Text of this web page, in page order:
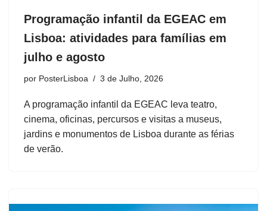
Programação infantil da EGEAC em
Lisboa: atividades para famílias em
julho e agosto
por PosterLisboa 3 de Julho, 2026
A programação infantil da EGEAC leva teatro,
cinema, oficinas, percursos e visitas a museus,
jardins e monumentos de Lisboa durante as férias
de verão.